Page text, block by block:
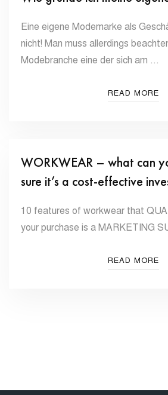
Eine eigene Modemarke als
nicht! Man muss allerdings
Modebranche eine der sich am …
READ MORE
WORKWEAR – what can
sure it’s a cost-effective
10 features of workwear that
your purchase is a MARKETING
READ MORE